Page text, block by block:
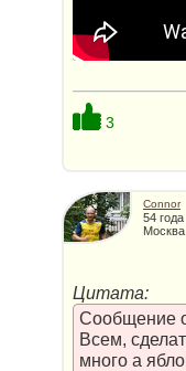
3
Connor
54 года
Цитата:
Сообщение
Всем,
много а